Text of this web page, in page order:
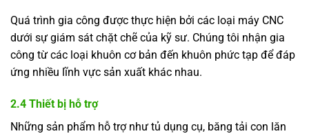
Quá trình gia công được thực hiện bởi các loại máy CNC
dưới sự giám sát chặt chẽ của kỹ sư. Chúng tôi nhận gia
công từ các loại khuôn cơ bản đến khuôn phức tạp để đáp
ứng nhiều lĩnh vực sản xuất khác nhau.
2.4 Thiết bị hỗ trợ
Những sản phẩm hỗ trợ như tủ dụng cụ, băng tải con lăn